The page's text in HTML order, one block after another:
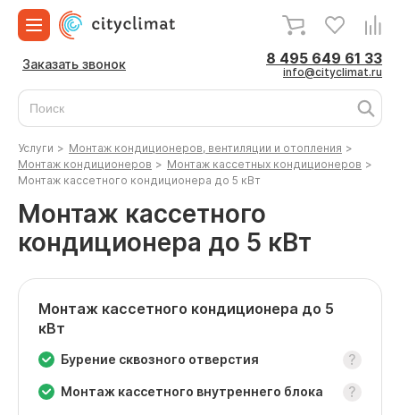
Заказать звонок 8 495 649 61 33
info@cityclimat.ru
Услуги > Монтаж кондиционеров, вентиляции и отопления >
Монтаж кондиционеров > Монтаж кассетных кондиционеров >
Монтаж кассетного кондиционера до 5 кВт
Монтаж кассетного
кондиционера до 5 кВт
Монтаж кассетного кондиционера до 5
кВт
Бурение сквозного отверстия
Монтаж кассетного внутреннего блока